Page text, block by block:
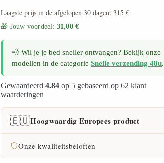
Laagste prijs in de afgelopen 30 dagen:315€
🎁 Jouw voordeel: 31,00 €
💨 Wil je je bed sneller ontvangen? Bekijk onze
modellen in de categorieSnelle verzending 48u.
Gewaardeerd4.84 op 5 gebaseerd op62 klant
waarderingen
🇪🇺Hoogwaardig Europees product
Onze kwaliteitsbeloften